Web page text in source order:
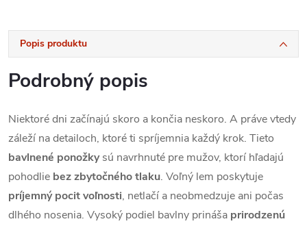
Popis produktu
Podrobný popis
Niektoré dni začínajú skoro a končia neskoro. A práve vtedy
záleží na detailoch, ktoré ti spríjemnia každý krok. Tieto
bavlnené ponožkysú navrhnuté pre mužov, ktorí hľadajú
pohodlie bez zbytočného tlaku. Voľný lem poskytuje
príjemný pocit voľnosti, netlačí a neobmedzuje ani počas
dlhého nosenia. Vysoký podiel bavlny prináša prirodzenú